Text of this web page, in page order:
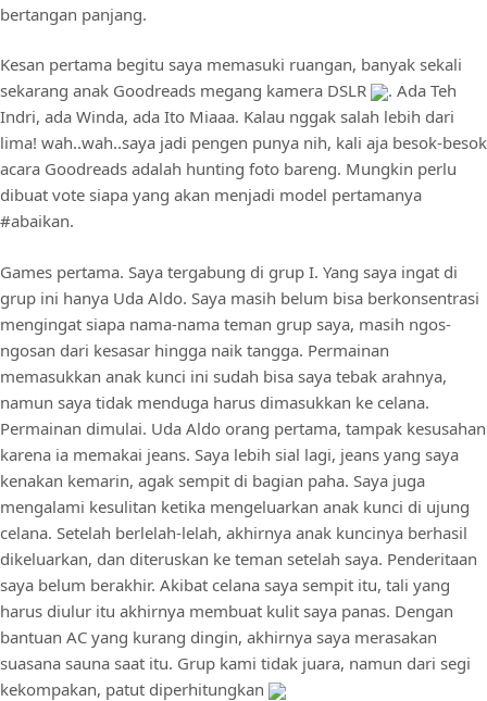
bertangan panjang.
Kesan pertama begitu saya memasuki ruangan, banyak sekali
sekarang anak Goodreads megang kamera DSLR
. Ada Teh
Indri, ada Winda, ada Ito Miaaa. Kalau nggak salah lebih dari
lima! wah..wah..saya jadi pengen punya nih, kali aja besok-besok
acara Goodreads adalah hunting foto bareng. Mungkin perlu
dibuat vote siapa yang akan menjadi model pertamanya
#abaikan.
Games pertama. Saya tergabung di grup I. Yang saya ingat di
grup ini hanya Uda Aldo. Saya masih belum bisa berkonsentrasi
mengingat siapa nama-nama teman grup saya, masih ngos-
ngosan dari kesasar hingga naik tangga. Permainan
memasukkan anak kunci ini sudah bisa saya tebak arahnya,
namun saya tidak menduga harus dimasukkan ke celana.
Permainan dimulai. Uda Aldo orang pertama, tampak kesusahan
karena ia memakai jeans. Saya lebih sial lagi, jeans yang saya
kenakan kemarin, agak sempit di bagian paha. Saya juga
mengalami kesulitan ketika mengeluarkan anak kunci di ujung
celana. Setelah berlelah-lelah, akhirnya anak kuncinya berhasil
dikeluarkan, dan diteruskan ke teman setelah saya. Penderitaan
saya belum berakhir. Akibat celana saya sempit itu, tali yang
harus diulur itu akhirnya membuat kulit saya panas. Dengan
bantuan AC yang kurang dingin, akhirnya saya merasakan
suasana sauna saat itu. Grup kami tidak juara, namun dari segi
kekompakan, patut diperhitungkan